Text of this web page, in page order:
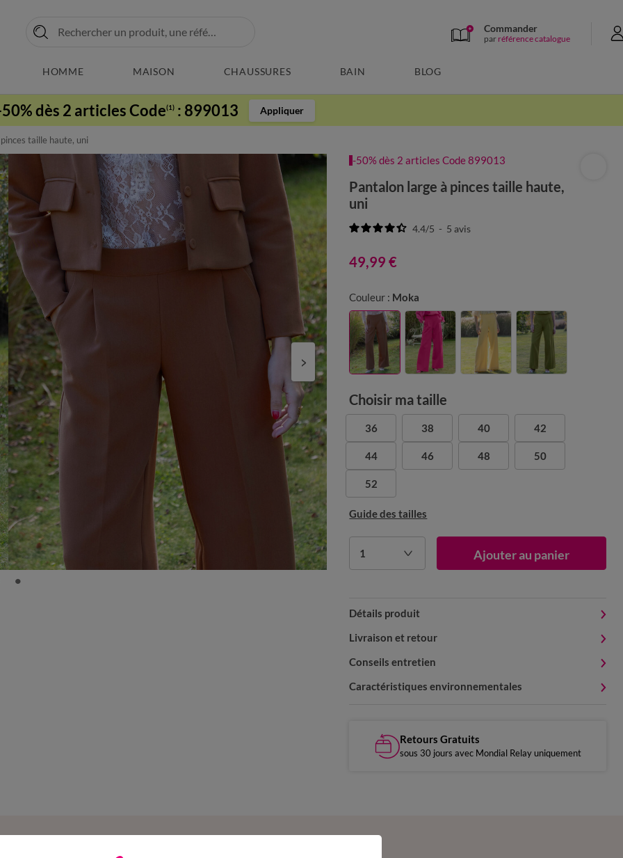
Commander
par référence catalogue
HOMME MAISON CHAUSSURES BAIN BLOG
dès 2 articles Code(1) : 899013 Appliquer
taille haute, uni
-50% dès 2 articles Code 899013
Pantalon large à pinces taille haute,
uni
4.4/5 - 5avis
49,99 €
Couleur : Moka
Choisir ma taille
36 38 40 42
44 46 48 50
52
Guide des tailles
1 Ajouter au panier
Détails produit
Livraison et retour
Conseils entretien
Caractéristiques environnementales
Retours Gratuits
sous 30 jours avec Mondial Relay uniquement